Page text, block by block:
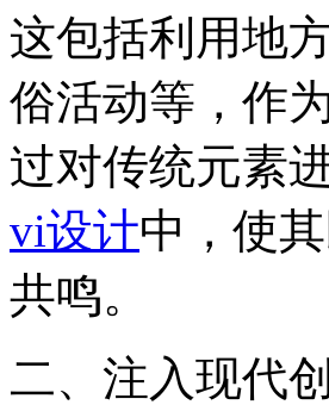
这包括利用地
俗活动等，作
过对传统元素
vi设计中，使
共鸣。
二、注入现代